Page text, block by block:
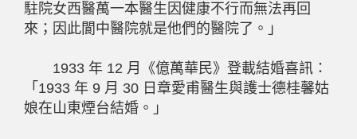
駐院女西醫萬一本醫生因健康不行而無法再回
來；因此閬中醫院就是他們的醫院了。」
1933 年 12 月《億萬華民》登載結婚喜訊：
「1933 年 9 月 30 日章愛甫醫生與護士德桂馨姑
娘在山東煙台結婚。」